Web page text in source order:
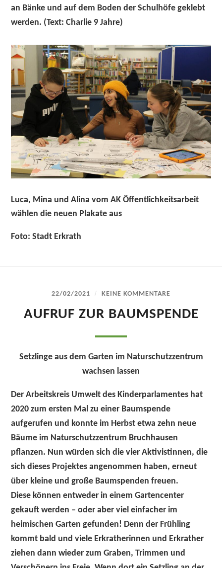
an Bänke und auf dem Boden der Schulhöfe geklebt
werden. (Text: Charlie 9 Jahre)
Luca, Mina und Alina vom AK Öffentlichkeitsarbeit
wählen die neuen Plakate aus
Foto: Stadt Erkrath
22/02/2021 / KEINE KOMMENTARE
AUFRUF ZUR BAUMSPENDE
Setzlinge aus dem Garten im Naturschutzzentrum
wachsen lassen
Der Arbeitskreis Umwelt des Kinderparlamentes hat
2020 zum ersten Mal zu einer Baumspende
aufgerufen und konnte im Herbst etwa zehn neue
Bäume im Naturschutzzentrum Bruchhausen
pflanzen. Nun würden sich die vier Aktivistinnen, die
sich dieses Projektes angenommen haben, erneut
über kleine und große Baumspenden freuen.
Diese können entweder in einem Gartencenter
gekauft werden – oder aber viel einfacher im
heimischen Garten gefunden! Denn der Frühling
kommt bald und viele Erkratherinnen und Erkrather
ziehen dann wieder zum Graben, Trimmen und